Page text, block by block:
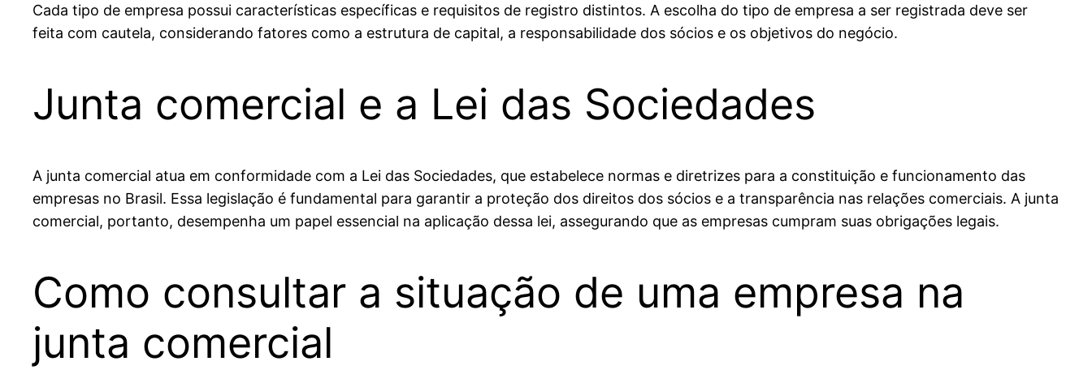
Cada tipo de empresa possui características específicas e requisitos de registro distintos. A escolha do tipo de empresa a ser registrada deve ser
feita com cautela, considerando fatores como a estrutura de capital, a responsabilidade dos sócios e os objetivos do negócio.
Junta comercial e a Lei das Sociedades
A junta comercial atua em conformidade com a Lei das Sociedades, que estabelece normas e diretrizes para a constituição e funcionamento das
empresas no Brasil. Essa legislação é fundamental para garantir a proteção dos direitos dos sócios e a transparência nas relações comerciais. A junta
comercial, portanto, desempenha um papel essencial na aplicação dessa lei, assegurando que as empresas cumpram suas obrigações legais.
Como consultar a situação de uma empresa na
junta comercial